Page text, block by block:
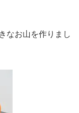
なお山を作りまし